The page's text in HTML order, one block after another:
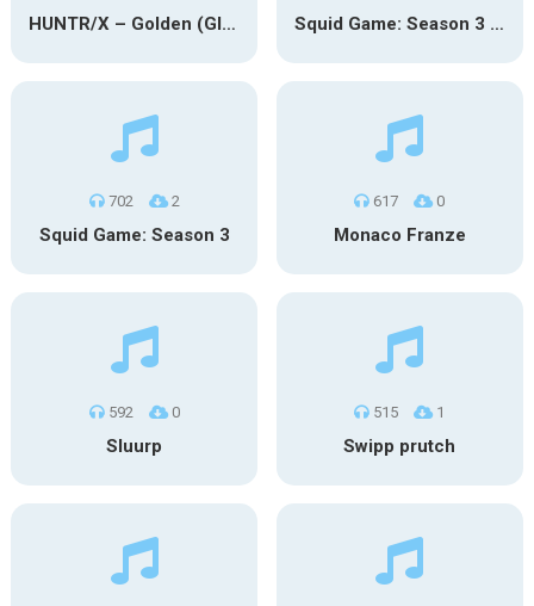
HUNTR/X – Golden (Glowin’ Version) Squid Game: Season 3 | Final Games
702 2
Squid Game: Season 3
617 0
Monaco Franze
592 0
Sluurp
515 1
Swipp prutch